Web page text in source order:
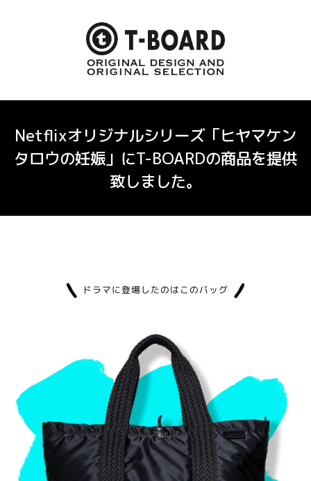
Netflixオリジナルシリーズ「ヒヤマケン
タロウの妊娠」にT-BOARDの商品を提供
致しました。
ドラマに登場したのはこのバッグ